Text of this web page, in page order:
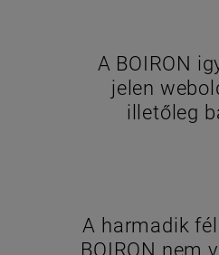
A BOIRON
jelen
illetőleg
A harmadik
BOIRON nem